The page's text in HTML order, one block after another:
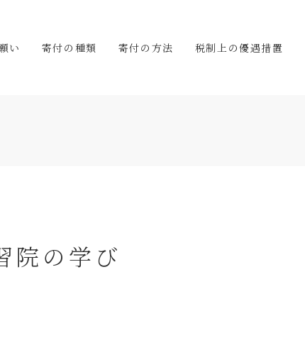
い 寄付の種類 寄付の方法 税制上の優遇措置
院の学び